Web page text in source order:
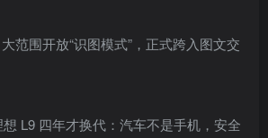
范围开放“识图模式”，正式跨入图文交
L9 四年才换代：汽车不是手机，安全